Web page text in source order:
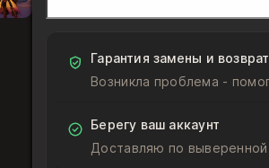
фениксаГарантия замены и
Возникла проблема -
Берегу ваш аккаунт
Доставляю по